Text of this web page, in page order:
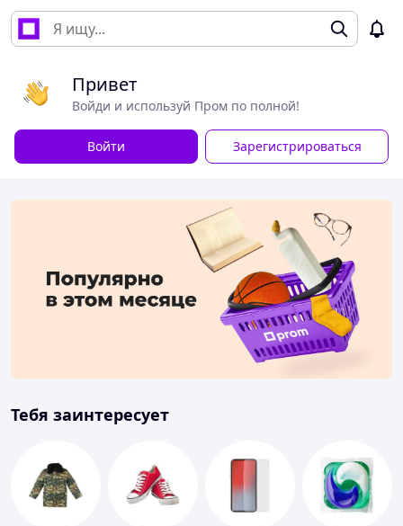
Привет
Войди и используй Пром по полной!
Войти Зарегистрироваться
Тебя заинтересует